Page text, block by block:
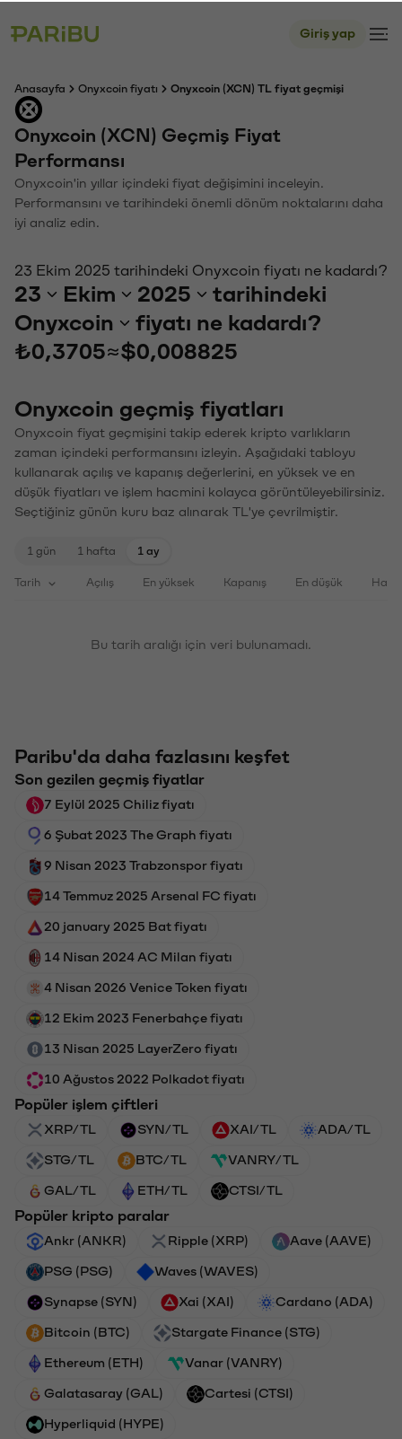
Giriş yap
Anasayfa Onyxcoin fiyatı Onyxcoin (XCN) TL fiyat geçmişi
Onyxcoin (XCN) Geçmiş Fiyat
Performansı
Onyxcoin'in yıllar içindeki fiyat değişimini inceleyin.
Performansını ve tarihindeki önemli dönüm noktalarını daha
iyi analiz edin.
23 Ekim 2025 tarihindeki Onyxcoin fiyatı ne kadardı?
23 Ekim 2025
tarihindeki
Onyxcoin
fiyatı ne kadardı?
₺0,3705≈$0,008825
Onyxcoin geçmiş fiyatları
Onyxcoin fiyat geçmişini takip ederek kripto varlıkların
zaman içindeki performansını izleyin. Aşağıdaki tabloyu
kullanarak açılış ve kapanış değerlerini, en yüksek ve en
düşük fiyatları ve işlem hacmini kolayca görüntüleyebilirsiniz.
Seçtiğiniz günün kuru baz alınarak TL'ye çevrilmiştir.
1 gün 1 hafta 1 ay
Tarih Açılış En yüksek Kapanış En düşük
Bu tarih aralığı için veri bulunamadı.
Paribu'da daha fazlasını keşfet
Son gezilen geçmiş fiyatlar
7 Eylül 2025 Chiliz fiyatı
6 Şubat 2023 The Graph fiyatı
9 Nisan 2023 Trabzonspor fiyatı
14 Temmuz 2025 Arsenal FC fiyatı
20 january 2025 Bat fiyatı
14 Nisan 2024 AC Milan fiyatı
4 Nisan 2026 Venice Token fiyatı
12 Ekim 2023 Fenerbahçe fiyatı
13 Nisan 2025 LayerZero fiyatı
10 Ağustos 2022 Polkadot fiyatı
Popüler işlem çiftleri
XRP/TL SYN/TL XAI/TL ADA/TL
STG/TL BTC/TL VANRY/TL
GAL/TL ETH/TL CTSI/TL
Popüler kripto paralar
Ankr (ANKR) Ripple (XRP) Aave (AAVE)
PSG (PSG) Waves (WAVES)
Synapse (SYN) Xai (XAI) Cardano (ADA)
Bitcoin (BTC) Stargate Finance (STG)
Ethereum (ETH) Vanar (VANRY)
Galatasaray (GAL) Cartesi (CTSI)
Hyperliquid (HYPE)